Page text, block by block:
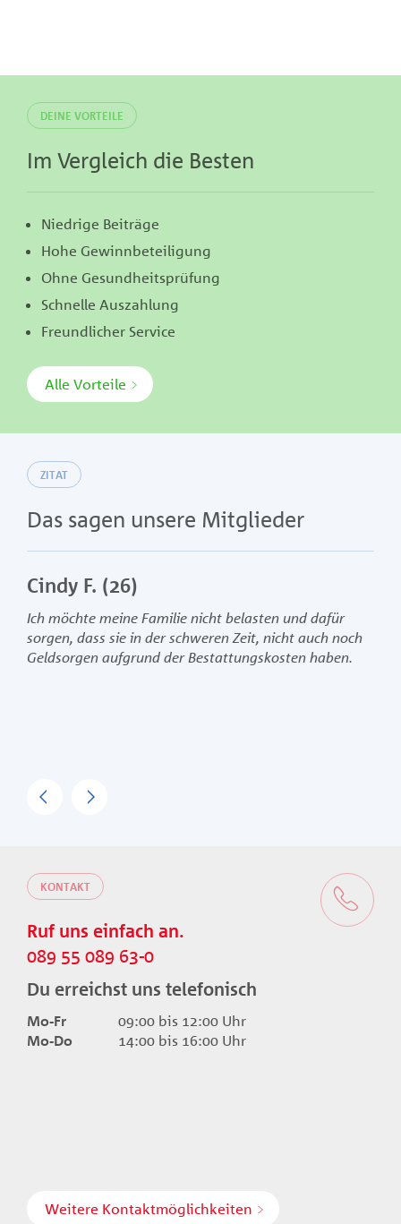
DEINE VORTEILE
Im Vergleich die Besten
Niedrige Beiträge
Hohe Gewinnbeteiligung
Ohne Gesundheitsprüfung
Schnelle Auszahlung
Freundlicher Service
Alle Vorteile
ZITAT
Das sagen unsere Mitglieder
Cindy F. (26)
Ich möchte meine Familie nicht belasten und dafür
sorgen, dass sie in der schweren Zeit, nicht auch noch
Geldsorgen aufgrund der Bestattungskosten haben.
Previous
KONTAKT
Ruf uns einfach an.
089 55 089 63-0
Du erreichst uns telefonisch
Mo-Fr
09:00 bis 12:00 Uhr
Mo-Do
14:00 bis 16:00 Uhr
Weitere Kontaktmöglichkeiten